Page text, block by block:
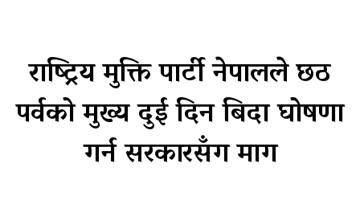
राष्ट्रिय मुक्ति पार्टी नेपालले छठ
पर्वको मुख्य दुई दिन बिदा घोषणा
गर्न सरकारसँग माग